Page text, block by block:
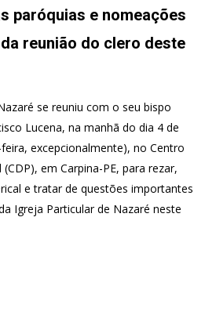
paróquias e nomeações
reunião do clero deste
se reuniu com o seu bispo
Lucena, na manhã do dia 4 de
excepcionalmente), no Centro
em Carpina-PE, para rezar,
e tratar de questões importantes
Igreja Particular de Nazaré neste